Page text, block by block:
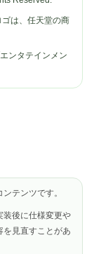
は、任天堂の商
ンタテインメン
テンツです。
後に仕様変更や
を見直すことがあ